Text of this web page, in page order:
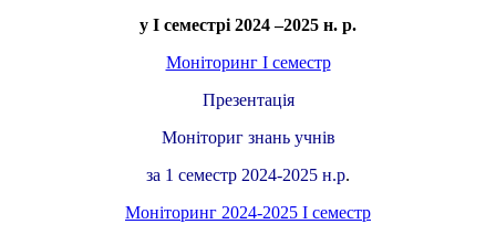
у І семестрі 2024 –2025 н. р.
Моніторинг І семестр
Презентація
Моніториг знань учнів
за 1 семестр 2024-2025 н.р.
Моніторинг 2024-2025 І семестр